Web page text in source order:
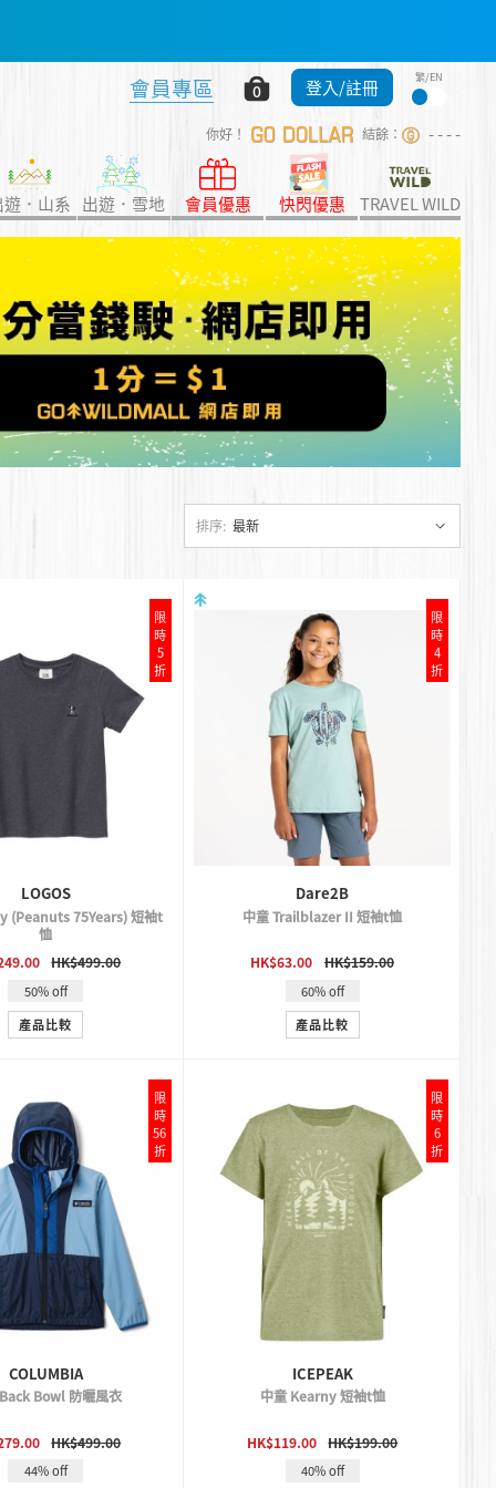
衣等！➡️立即買
會員專區 0 登入/註冊 繁/EN
你好！ 結餘： - - - -
遊．山系 出遊．雪地 會員優惠 快閃優惠 TRAVEL WILD
排序: 最新
QUICK VIEW
LOGOS
(Peanuts 75Years) 短袖t
恤
HK$499.00
50% off
產品比較
限
時
5
折
Dare2B
中童 Trailblazer II 短袖t恤
HK$63.00 HK$159.00
60% off
產品比較
限
時
4
折
COLUMBIA
Bowl 防曬風衣
HK$499.00
44% off
限
時
56
折
ICEPEAK
中童 Kearny 短袖t恤
HK$119.00 HK$199.00
40% off
限
時
6
折